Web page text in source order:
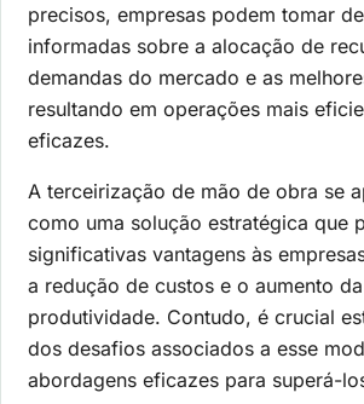
precisos, empresas podem tomar
informadas sobre a alocação de
demandas do mercado e as
resultando em operações mais
eficazes.
A terceirização de mão de obra se
como uma solução estratégica que
significativas vantagens às
a redução de custos e o aumento da
produtividade. Contudo, é crucial
dos desafios associados a esse
abordagens eficazes para superá-